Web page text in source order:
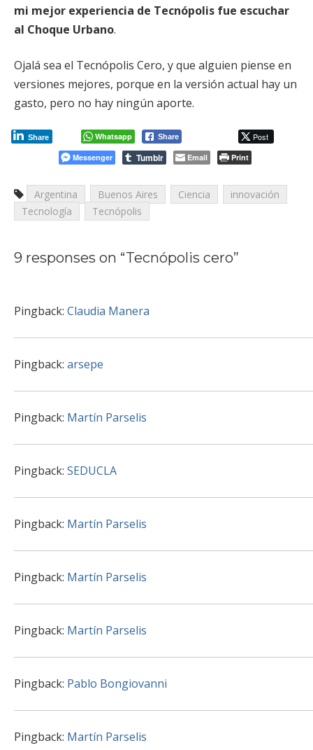
mi mejor experiencia de Tecnópolis fue escuchar
al Choque Urbano.
Ojalá sea el Tecnópolis Cero, y que alguien piense en
versiones mejores, porque en la versión actual hay un
gasto, pero no hay ningún aporte.
Whatsapp Share Post
Share
Messenger Tumblr Email Print
Argentina Buenos Aires Ciencia
innovación
Tecnología
Tecnópolis
9 responses on “Tecnópolis cero”
Pingback: Claudia Manera
Pingback: arsepe
Pingback: Martín Parselis
Pingback: SEDUCLA
Pingback: Martín Parselis
Pingback: Martín Parselis
Pingback: Martín Parselis
Pingback: Pablo Bongiovanni
Pingback: Martín Parselis